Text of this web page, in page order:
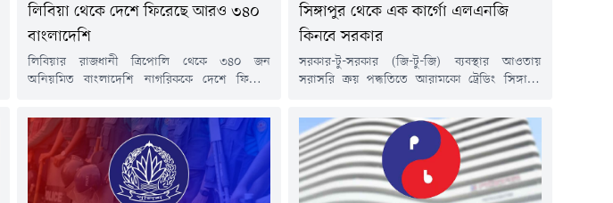
লিবিয়া থেকে দে‌শে ফি‌রে‌ছে আরও ৩৪০
বাংলাদেশি
লিবিয়ার রাজধানী ত্রিপোলি থেকে ৩৪০ জন
অনিয়মিত বাংলাদেশি নাগরিককে দেশে ফিরিয়ে
মিনিটে ফ্লাই ওইয়া এয়ারলাইন্সের একটি ফ্লাইটে তারা
হজরত শাহজালাল আন্তর্জাতিক বিমানবন্দরে পৌঁছান।
লিবিয়ায় অবস্থিত বাংলাদেশ দূতাবাস, পররাষ্ট্র
মন্ত্রণালয় এবং প্রবাসী কল্যাণ ও বৈদেশিক কর্মসংস্থান
মন্ত্রণালয়ের মাধ্যমে লিবিয়া সরকার ও আন্তর্জাতিক
সিঙ্গাপুর থেকে এক কার্গো এলএনজি
কিনবে সরকার
সরকার-টু-সরকার (জি-টু-জি) ব্যবস্থার আওতায়
সরাসরি ক্রয় পদ্ধতিতে আরামকো ট্রেডিং সিঙ্গাপুর
প্রাকৃতিক গ্যাস (এলএনজি) আমদানির প্রস্তাব
অনুমোদন করেছে সরকার।অর্থ ও পরিকল্পনা মন্ত্রী
আমির খসরু মাহমুদ চৌধুরীর সভাপতিত্বে শুক্রবার (৭
আগস্ট) ভার্চুয়ালি অনুষ্ঠিত ২০২৬-২৭ অর্থবছরের
সরকারি ক্রয় সংক্রান্ত মন্ত্রিসভা কমিটির অষ্টম সভায় এ